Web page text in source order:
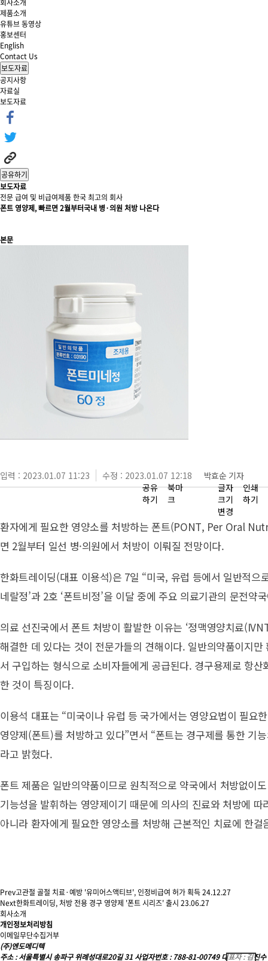
회사소개
제품소개
유튜브 동영상
홍보센터
English
Contact Us
보도자료
공지사항
자료실
보도자료
공유하기
보도자료
전문 급여 및 비급여제품 한국 최고의 회사
폰트 영양제, 빠르면 2월부터국내 병·의원 처방 나온다
본문
입력 : 2023.01.07 11:23 수정 : 2023.01.07 12:18
박효순 기자
공유
하기
북마
크
글자
크기
변경
인쇄
하기
환자에게 필요한 영양소를 처방하는 폰트(PONT, Per Oral
면 2월부터 일선 병·의원에서 처방이 이뤄질 전망이다.
한화트레이딩(대표 이용석)은 7일 “미국, 유럽 등에서 일반적으
네랄정’과 2호 ‘폰트비정’을 이달 중에 주요 의료기관의 문전약
의료 선진국에서 폰트 처방이 활발한 이유는 ‘정맥영양치료
해결한 데 있다는 것이 전문가들의 견해이다. 일반의약품이지
서 구입하는 형식으로 소비자들에게 공급된다. 경구용제로 항
한 것이 특징이다.
이용석 대표는 “미국이나 유럽 등 국가에서는 영양요법이 필요
영양제(폰트)를 처방하고 있다”면서 “폰트는 경구제를 통한 기
라고 밝혔다.
폰트 제품은 일반의약품이므로 원칙적으로 약국에서 처방없이
기능성을 발휘하는 영양제이기 때문에 의사의 진료와 처방에
아니라 환자에게 필요한 영양소를 처방해 근본적인 치료에 한걸
Prev고관절 골절 치료·예방 '유미어스액티브', 인정비급여 허가 획득24.12.27
Next한화트레이딩, 처방 전용 경구 영양제 '폰트 시리즈' 출시 23.06.27
회사소개
개인정보처리방침
이메일무단수집거부
(주)엔도메디텍
주소 :서울특별시 송파구 위례성대로20길 31 사업자번호 :788-81-00749 대표자 :김진수